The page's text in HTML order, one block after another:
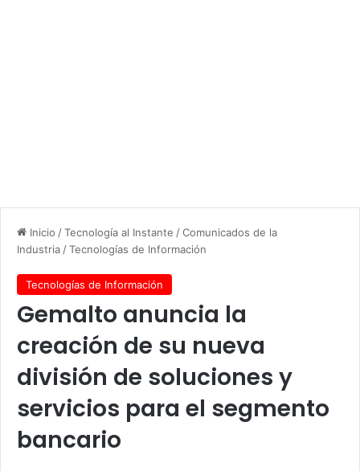
Inicio /Tecnología al Instante /Comunicados de la
Industria /Tecnologías de Información
Tecnologías de Información
Gemalto anuncia la
creación de su nueva
división de soluciones y
servicios para el segmento
bancario